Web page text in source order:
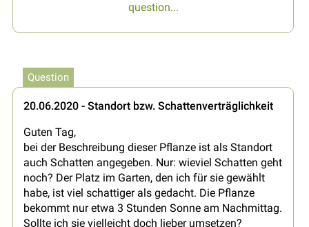
question...
Question
20.06.2020 - Standort bzw. Schattenverträglichkeit
Guten Tag,
bei der Beschreibung dieser Pflanze ist als Standort
auch Schatten angegeben. Nur: wieviel Schatten geht
noch? Der Platz im Garten, den ich für sie gewählt
habe, ist viel schattiger als gedacht. Die Pflanze
bekommt nur etwa 3 Stunden Sonne am Nachmittag.
Sollte ich sie vielleicht doch lieber umsetzen?